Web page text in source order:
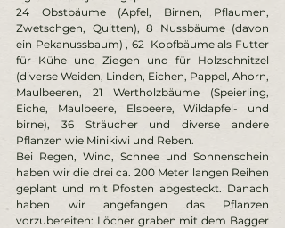
24 Obstbäume (Apfel, Birnen, Pflaumen,
Zwetschgen, Quitten), 8 Nussbäume (davon
ein Pekanussbaum) , 62  Kopfbäume als Futter
für Kühe und Ziegen und für Holzschnitzel
(diverse Weiden, Linden, Eichen, Pappel, Ahorn,
Maulbeeren, 21 Wertholzbäume (Speierling,
Eiche, Maulbeere, Elsbeere, Wildapfel- und
birne), 36 Sträucher und diverse andere
Pflanzen wie Minikiwi und Reben.
Bei Regen, Wind, Schnee und Sonnenschein
haben wir die drei ca. 200 Meter langen Reihen
geplant und mit Pfosten abgesteckt. Danach
haben wir angefangen das Pflanzen
vorzubereiten: Löcher graben mit dem Bagger